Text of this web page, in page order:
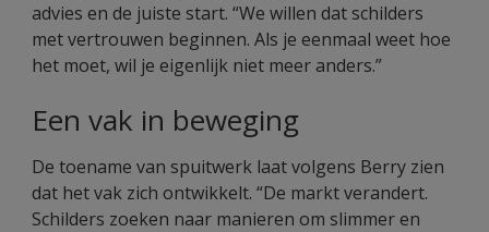
advies en de juiste start. “We willen dat schilders
met vertrouwen beginnen. Als je eenmaal weet hoe
het moet, wil je eigenlijk niet meer anders.”
Een vak in beweging
De toename van spuitwerk laat volgens Berry zien
dat het vak zich ontwikkelt. “De markt verandert.
Schilders zoeken naar manieren om slimmer en